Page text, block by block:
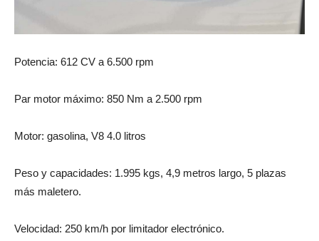
Potencia: 612 CV a 6.500 rpm
Par motor máximo: 850 Nm a 2.500 rpm
Motor: gasolina, V8 4.0 litros
Peso y capacidades: 1.995 kgs, 4,9 metros largo, 5 plazas
más maletero.
Velocidad: 250 km/h por limitador electrónico.